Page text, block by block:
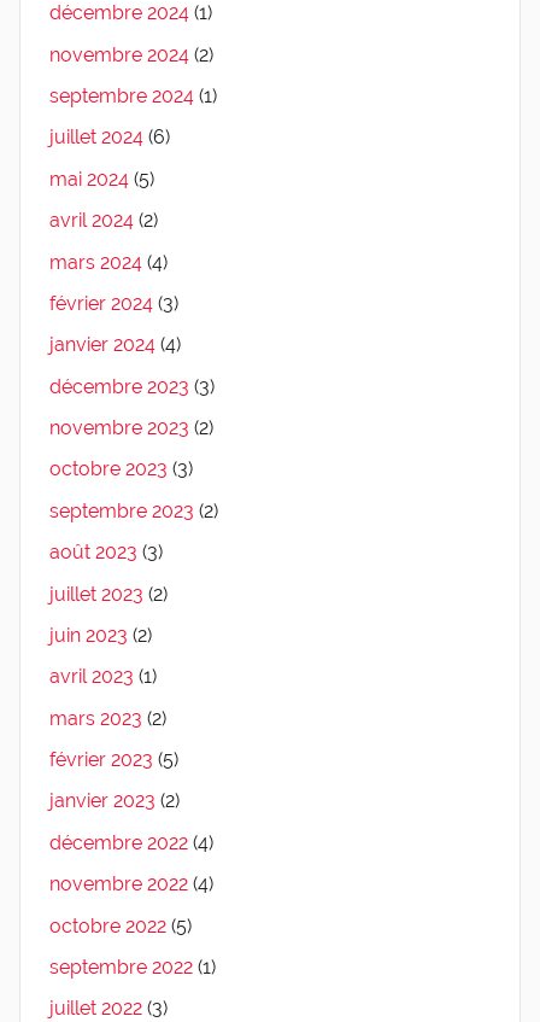
décembre 2024 (1)
novembre 2024 (2)
septembre 2024 (1)
juillet 2024 (6)
mai 2024 (5)
avril 2024 (2)
mars 2024 (4)
février 2024 (3)
janvier 2024 (4)
décembre 2023 (3)
novembre 2023 (2)
octobre 2023 (3)
septembre 2023 (2)
août 2023 (3)
juillet 2023 (2)
juin 2023 (2)
avril 2023 (1)
mars 2023 (2)
février 2023 (5)
janvier 2023 (2)
décembre 2022 (4)
novembre 2022 (4)
octobre 2022 (5)
septembre 2022 (1)
juillet 2022 (3)